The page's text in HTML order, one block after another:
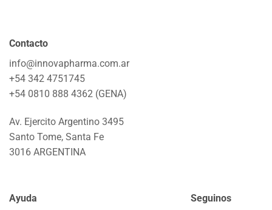
Contacto
info@innovapharma.com.ar
+54 342 4751745
+54 0810 888 4362 (GENA)
Av. Ejercito Argentino 3495
Santo Tome, Santa Fe
3016 ARGENTINA
Ayuda Seguinos